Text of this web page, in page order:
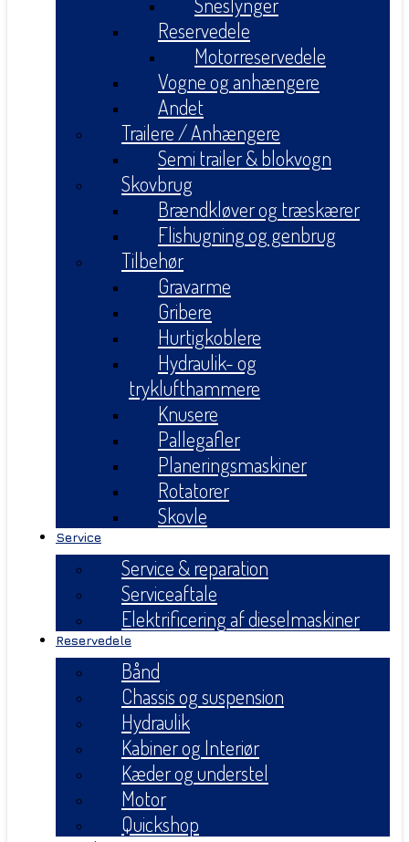
Reservedele
Motorreservedele
Vogne og anhængere
Andet
Trailere / Anhængere
Semi trailer & blokvogn
Skovbrug
Brændkløver og træskærer
Flishugning og genbrug
Tilbehør
Gravarme
Gribere
Hurtigkoblere
Hydraulik- og
tryklufthammere
Knusere
Pallegafler
Planeringsmaskiner
Rotatorer
Skovle
Service
Service & reparation
Serviceaftale
Elektrificering af dieselmaskiner
Reservedele
Bånd
Chassis og suspension
Hydraulik
Kabiner og Interiør
Kæder og understel
Motor
Quickshop